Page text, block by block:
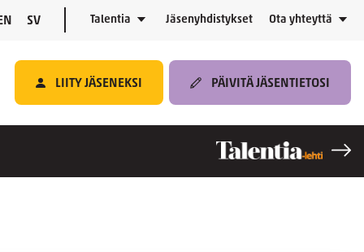
EN SV Talentia Jäsenyhdistykset Ota yhteyttä
LIITY JÄSENEKSI PÄIVITÄ JÄSENTIETOSI